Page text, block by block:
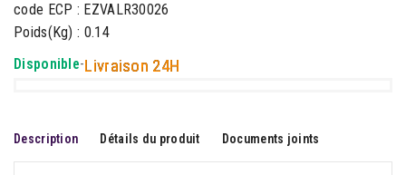
code ECP : EZVALR30026
Poids(Kg) : 0.14
Disponible-Livraison 24H
Description Détails du produit Documents joints